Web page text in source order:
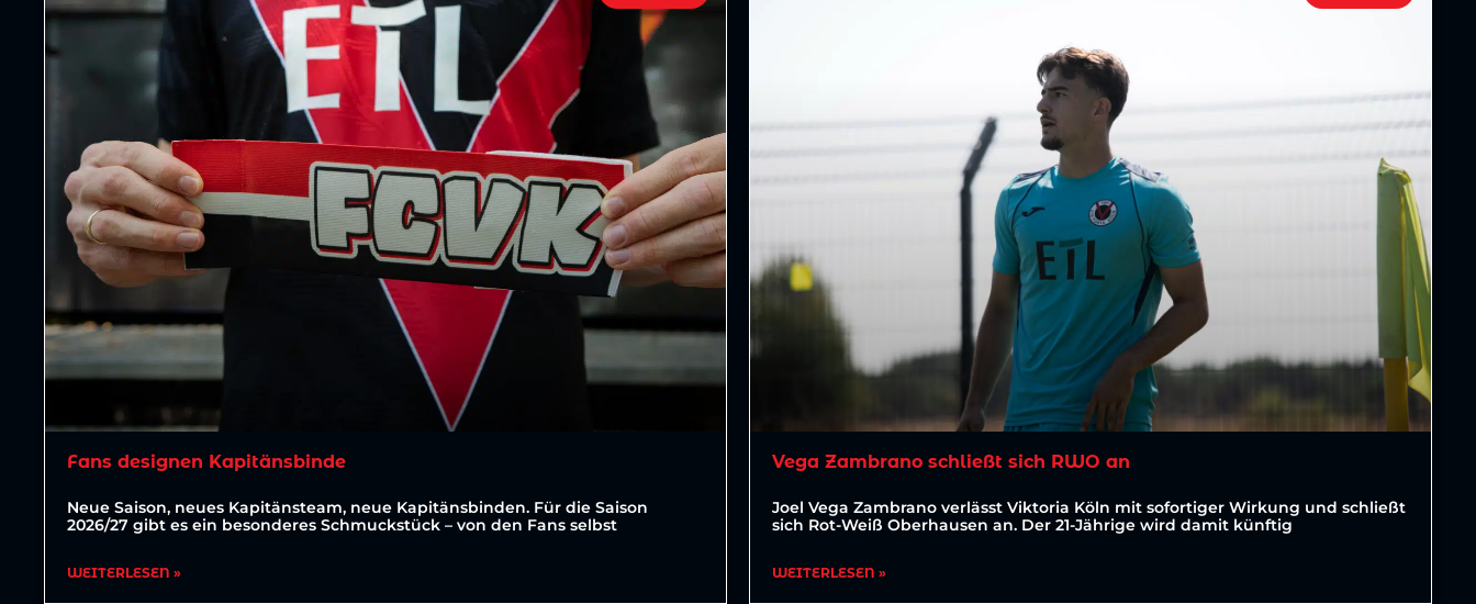
Fans designen Kapitänsbinde
Neue Saison, neues Kapitänsteam, neue Kapitänsbinden. Für die Saison
2026/27 gibt es ein besonderes Schmuckstück – von den Fans selbst
WEITERLESEN »
Vega Zambrano schließt sich RWO an
Joel Vega Zambrano verlässt Viktoria Köln mit sofortiger Wirkung und schließt
sich Rot-Weiß Oberhausen an. Der 21-Jährige wird damit künftig
WEITERLESEN »